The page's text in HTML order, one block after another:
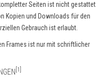
Seiten ist nicht gestattet
Kopien und Downloads für den
Gebrauch ist erlaubt.
Frames ist nur mit schriftlicher
[1]